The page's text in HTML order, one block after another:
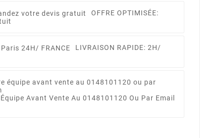
OFFRE OPTIMISÉE:
LIVRAISON RAPIDE: 2H/
Avant Vente Au 0148101120 Ou Par Email